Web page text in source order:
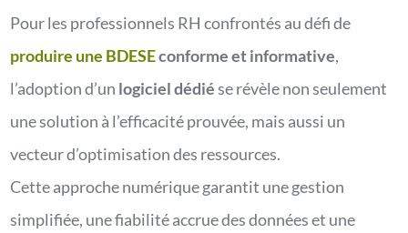
Pour les professionnels RH confrontés au défi de
produire une BDESEconforme et informative,
l’adoption d’un logiciel dédiése révèle non seulement
une solution à l’efficacité prouvée, mais aussi un
vecteur d’optimisation des ressources.
Cette approche numérique garantit une gestion
simplifiée, une fiabilité accrue des données et une